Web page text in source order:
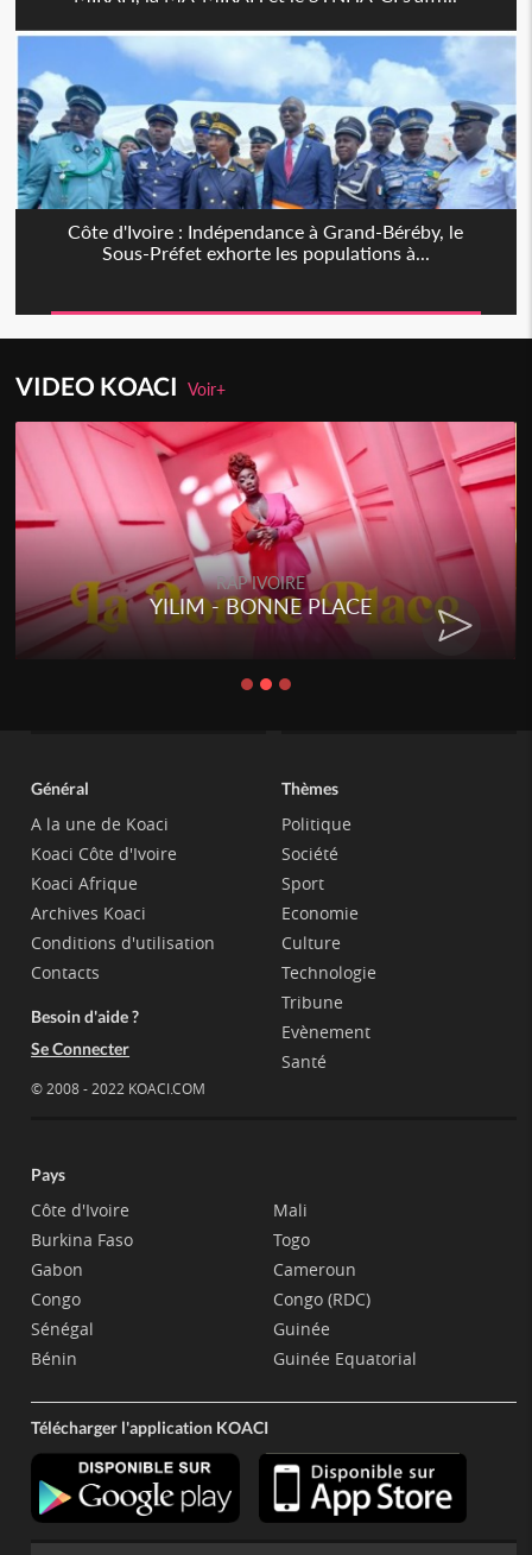
Côte d'Ivoire : Indépendance à Grand-Béréby, le
Sous-Préfet exhorte les populations à...
VIDEO KOACIVoir+
RAP IVOIRE
YILIM - BONNE PLACE
Général
A la une de Koaci
Koaci Côte d'Ivoire
Koaci Afrique
Archives Koaci
Conditions d'utilisation
Contacts
Besoin d'aide ?
Se Connecter
© 2008 - 2022 KOACI.COM
Thèmes
Politique
Société
Sport
Economie
Culture
Technologie
Tribune
Evènement
Santé
Pays
Côte d'Ivoire
Burkina Faso
Gabon
Congo
Sénégal
Bénin
Mali
Togo
Cameroun
Congo (RDC)
Guinée
Guinée Equatorial
Télécharger l'application KOACI